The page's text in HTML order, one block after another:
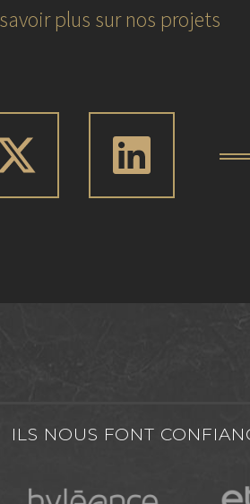
plus sur nos projets
ILS NOUS FONT